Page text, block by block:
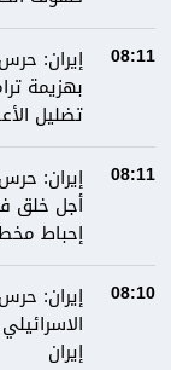
08:11
إيران:
بهزيمة
تضليل
08:11
إيران:
أجل خلق
إحباط
08:10
إيران:
إيران